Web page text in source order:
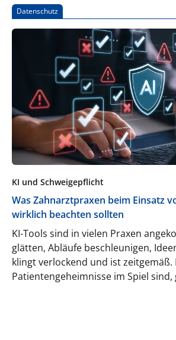
Datenschutz
KI und Schweigepflicht
Was Zahnarztpraxen beim Einsatz
wirklich beachten sollten
KI-Tools sind in vielen Praxen
glätten, Abläufe beschleunigen,
klingt verlockend und ist zeitgemäß.
Patientengeheimnisse im Spiel sind,
Datenschutz mit besonders hohen